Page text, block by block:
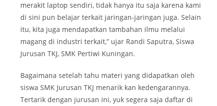
merakit laptop sendiri, tidak hanya itu saja karena kami
di sini pun belajar terkait jaringan-jaringan juga. Selain
itu, kita juga mendapatkan tambahan ilmu melalui
magang di industri terkait,” ujar Randi Saputra, Siswa
Jurusan TKJ, SMK Pertiwi Kuningan.
Bagaimana setelah tahu materi yang didapatkan oleh
siswa SMK Jurusan TKJ menarik kan kedengarannya.
Tertarik dengan jurusan ini, yuk segera saja daftar di